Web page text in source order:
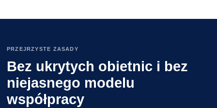
PRZEJRZYSTE ZASADY
Bez ukrytych obietnic i bez
niejasnego modelu
współpracy